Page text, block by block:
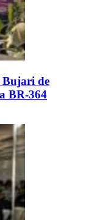
Bujari de
BR-364